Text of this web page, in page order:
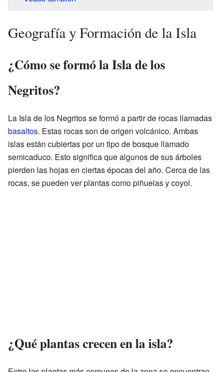
Geografía y Formación de la Isla
¿Cómo se formó la Isla de los
Negritos?
La Isla de los Negritos se formó a partir de rocas llamadas
basaltos. Estas rocas son de origen volcánico. Ambas
islas están cubiertas por un tipo de bosque llamado
semicaduco. Esto significa que algunos de sus árboles
pierden las hojas en ciertas épocas del año. Cerca de las
rocas, se pueden ver plantas como piñuelas y coyol.
¿Qué plantas crecen en la isla?